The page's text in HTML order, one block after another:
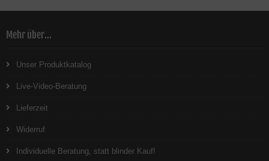
Mehr über...
Unser Produktkatalog
Live-Video-Beratung
Lieferzeit
Widerruf
Individuelle Beratung, statt blinder Kauf!